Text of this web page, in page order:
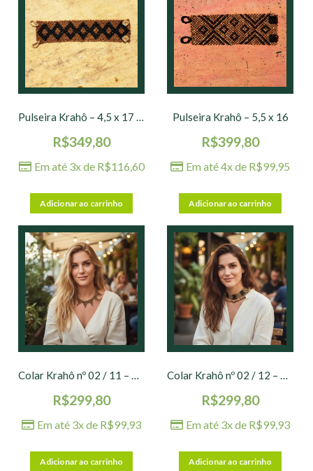
Pulseira Krahô – 4,5 x 17 – nº 02
R$349,80
Em até 3x de R$116,60
Adicionar ao carrinho
Pulseira Krahô – 5,5 x 16
R$399,80
Em até 4x de R$99,95
Adicionar ao carrinho
Colar Krahô nº 02 / 11 – 5,0 x 12 cm Ø
R$299,80
Em até 3x de R$99,93
Adicionar ao carrinho
Colar Krahô nº 02 / 12 – 3,0 x 11 cm Ø
R$299,80
Em até 3x de R$99,93
Adicionar ao carrinho